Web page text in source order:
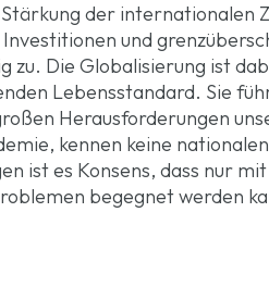
der internationalen
und
zu. Die Globalisierung ist
Lebensstandard. Sie
Herausforderungen
kennen keine
ist es Konsens, dass nur
begegnet werden